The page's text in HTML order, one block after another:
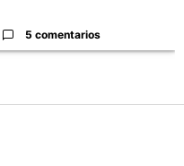
5 comentarios